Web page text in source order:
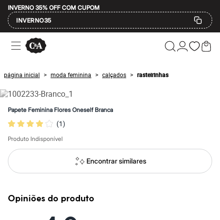
INVERNO 35% OFF COM CUPOM
INVERNO35
Ofertas
Compre por Departamento
Masculino
Infantil
Calçados
Mindse7
Plus Size
Até 20% off
Até 40% off
A partir de 60% off
Feminino
Em alta
Inverno
Roupas
Blusas e Camisetas
página inicial > moda feminina > calçados > rasteirinhas
Papete Feminina Flores Oneself Branca
(1)
Produto Indisponível
Encontrar similares
Opiniões do produto